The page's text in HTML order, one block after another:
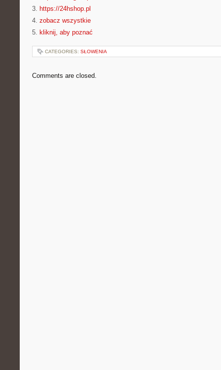
3. https://24hshop.pl
4. zobacz wszystkie
5. kliknij, aby poznać
CATEGORIES: SŁOWENIA
Comments are closed.